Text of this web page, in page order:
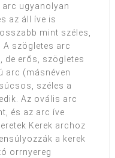
ugyanolyan
az áll íve is
mint széles,
A szögletes arc
de erős, szögletes
arc (másnéven
széles a
Az ovális arc
és az arc íve
Kerek archoz
a kerek
orrnyereg